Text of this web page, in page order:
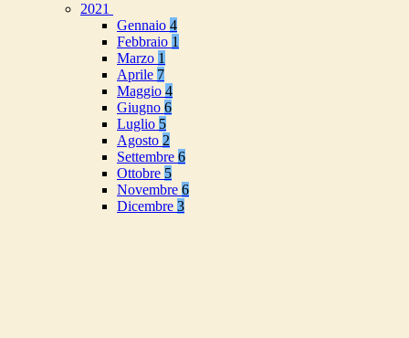
2021
Gennaio 4
Febbraio 1
Marzo 1
Aprile 7
Maggio 4
Giugno 6
Luglio 5
Agosto 2
Settembre 6
Ottobre 5
Novembre 6
Dicembre 3